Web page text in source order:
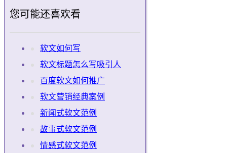
您可能还喜欢看
软文如何写
软文标题怎么写吸引人
百度软文如何推广
软文营销经典案例
新闻式软文范例
故事式软文范例
情感式软文范例